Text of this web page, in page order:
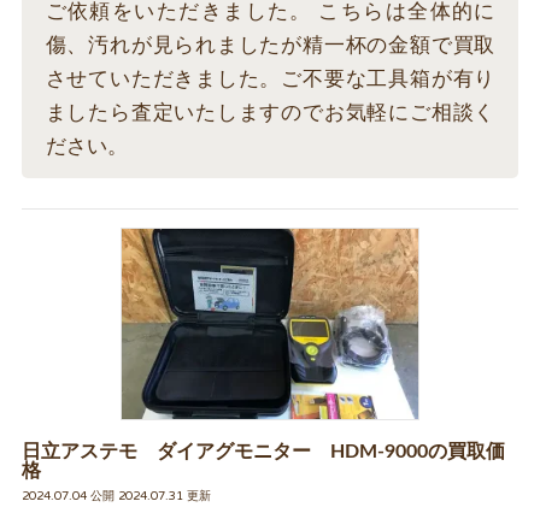
ご依頼をいただきました。 こちらは全体的に
傷、汚れが見られましたが精一杯の金額で買取
させていただきました。ご不要な工具箱が有り
ましたら査定いたしますのでお気軽にご相談く
ださい。
日立アステモ ダイアグモニター HDM-9000の買取価
格
2024.07.04 公開 2024.07.31 更新